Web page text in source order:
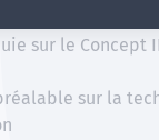
sur le Concept
sur la